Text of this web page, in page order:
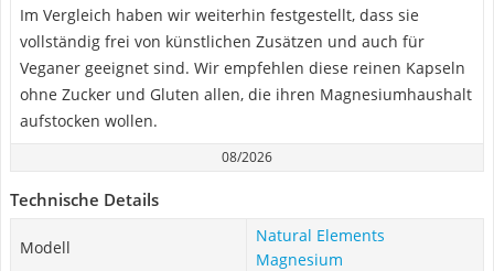
Im Vergleich haben wir weiterhin festgestellt, dass sie
vollständig frei von künstlichen Zusätzen und auch für
Veganer geeignet sind. Wir empfehlen diese reinen Kapseln
ohne Zucker und Gluten allen, die ihren Magnesiumhaushalt
aufstocken wollen.
08/2026
Technische Details
Modell
Natural Elements
Magnesium